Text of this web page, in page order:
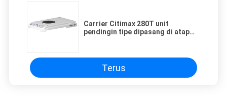
Carrier Citimax 280T unit
pendingin tipe dipasang di atap
Terus